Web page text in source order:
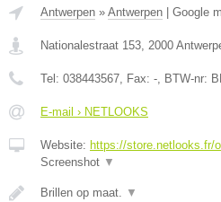
Antwerpen » Antwerpen | Google
Nationalestraat 153 2000
Tel: 038443567 , Fax: - , BTW-nr:
E-mail › NETLOOKS
Website: https://store.netlooks.fr/
Screenshot ▼
Brillen op maat. ▼